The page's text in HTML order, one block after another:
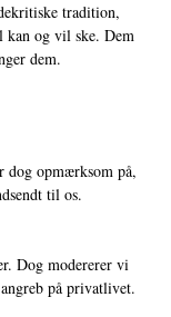
tradition,
kan og vil ske. Dem
dem.
dog opmærksom på,
til os.
Dog modererer vi
på privatlivet.